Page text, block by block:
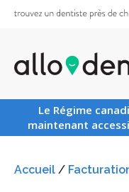
Le Régime
maintenant
Accueil /